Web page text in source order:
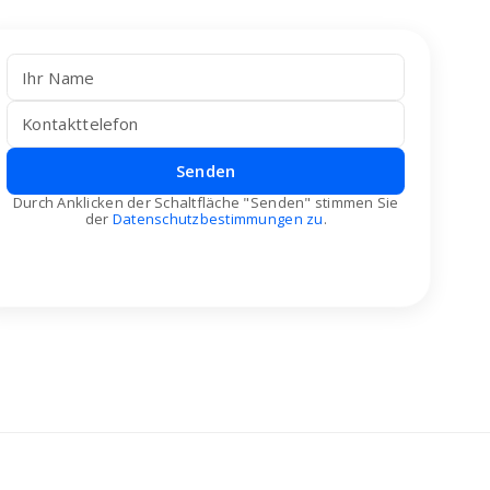
Senden
Durch Anklicken der Schaltfläche "Senden" stimmen Sie
der Datenschutzbestimmungen zu.